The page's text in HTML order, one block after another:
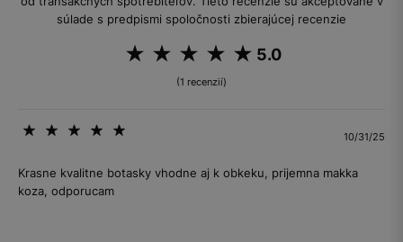
súlade s predpismi spoločnosti zbierajúcej recenzie
5.0
(1 recenzií)
10/31/25
Krasne kvalitne botasky vhodne aj k obkeku, prijemna makka
koza, odporucam